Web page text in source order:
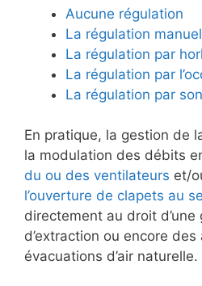
Aucune régulation
La régulation
La régulation par
La régulation par
La régulation par
En pratique, la gestion de
la modulation des débits
du ou des ventilateurs et/
l’ouverture de clapets au
directement au droit
d’extraction ou encore des
évacuations d’air naturelle.